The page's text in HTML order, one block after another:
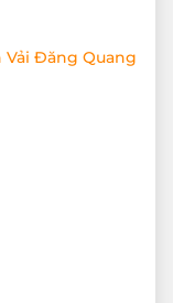
Vải Đăng Quang